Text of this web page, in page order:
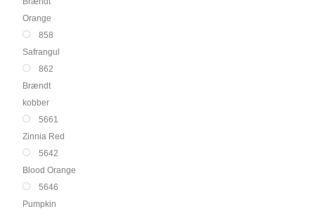
Orange
858
Safrangul
862
Brændt
kobber
5661
Zinnia Red
5642
Blood Orange
5646
Pumpkin